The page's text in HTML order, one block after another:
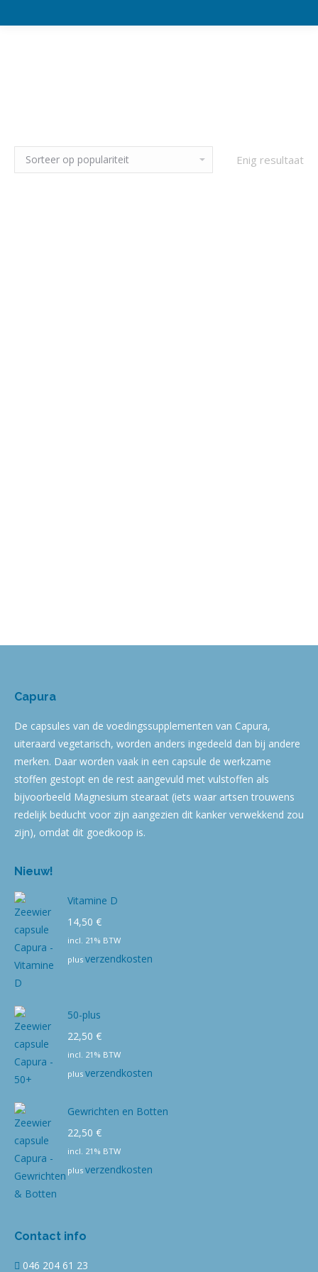
Enig resultaat
Capura
De capsules van de voedingssupplementen van Capura,
uiteraard vegetarisch, worden anders ingedeeld dan bij andere
merken. Daar worden vaak in een capsule de werkzame
stoffen gestopt en de rest aangevuld met vulstoffen als
bijvoorbeeld Magnesium stearaat (iets waar artsen trouwens
redelijk beducht voor zijn aangezien dit kanker verwekkend zou
zijn), omdat dit goedkoop is.
Nieuw!
Vitamine D
14,50 €
incl. 21% BTW
plus verzendkosten
50-plus
22,50 €
incl. 21% BTW
plus verzendkosten
Gewrichten en Botten
22,50 €
incl. 21% BTW
plus verzendkosten
Contact info
046 204 61 23